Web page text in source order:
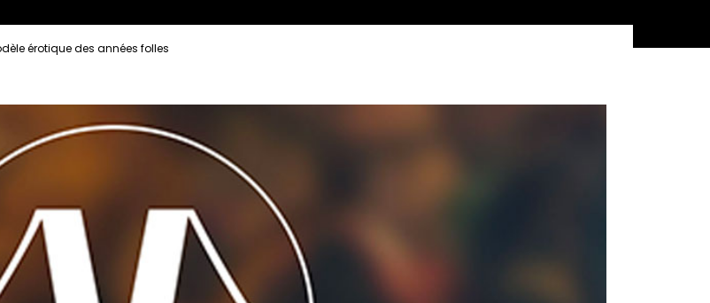
érotique des années folles